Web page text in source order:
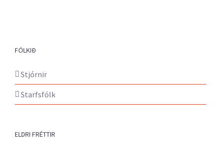
FÓLKIÐ
Stjórnir
Starfsfólk
ELDRI FRÉTTIR